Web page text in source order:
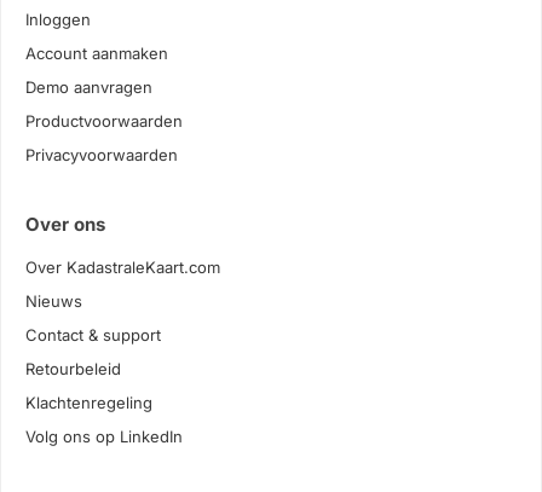
Inloggen
Account aanmaken
Demo aanvragen
Productvoorwaarden
Privacyvoorwaarden
Over ons
Over KadastraleKaart.com
Nieuws
Contact & support
Retourbeleid
Klachtenregeling
Volg ons op LinkedIn